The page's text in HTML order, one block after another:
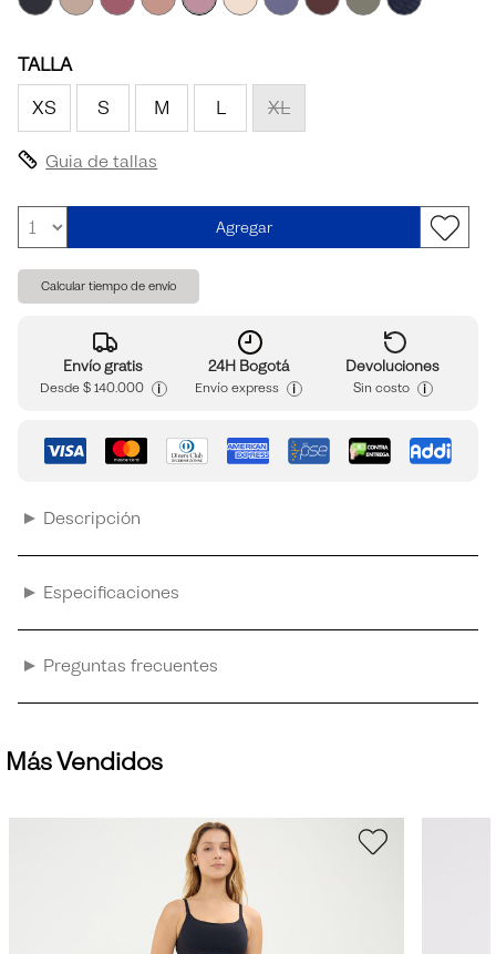
TALLA
XS
S M L XL
Guia de tallas
Agregar
Calcular tiempo de envío
Envío gratis
Desde$ 140.000 i
24H Bogotá
Envío express i
Devoluciones
Sin costo i
Descripción
Especificaciones
Preguntas frecuentes
Más Vendidos